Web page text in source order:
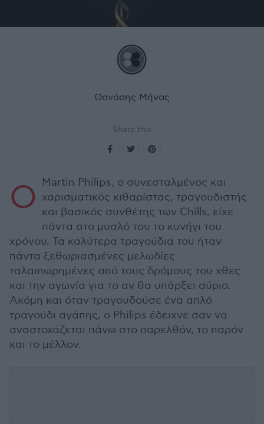
Θανάσης Μήνας
Share this
Ο
Martin Philips, ο συνεσταλμένος και
χαρισματικός κιθαρίστας, τραγουδιστής
και βασικός συνθέτης των Chills, είχε
πάντα στο μυαλό του το κυνήγι του
χρόνου. Τα καλύτερα τραγούδια του ήταν
πάντα ξεθωριασμένες μελωδίες
ταλαιπωρημένες από τους δρόμους του χθες
και την αγωνία για το αν θα υπάρξει αύριο.
Ακόμη και όταν τραγουδούσε ένα απλό
τραγούδι αγάπης, ο Philips έδειχνε σαν να
αναστοχάζεται πάνω στο παρελθόν, το παρόν
και το μέλλον.